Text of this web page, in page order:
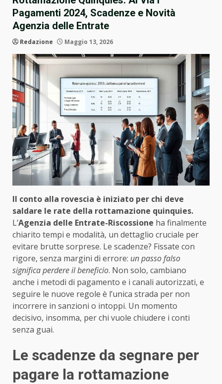
Pagamenti 2024, Scadenze e Novità
Agenzia delle Entrate
Redazione Maggio 13, 2026
Il conto alla rovescia è iniziato per chi deve
saldare le rate della rottamazione quinquies.
L’Agenzia delle Entrate-Riscossione ha finalmente
chiarito tempi e modalità, un dettaglio cruciale per
evitare brutte sorprese. Le scadenze? Fissate con
rigore, senza margini di errore: un passo falso
significa perdere il beneficio. Non solo, cambiano
anche i metodi di pagamento e i canali autorizzati, e
seguire le nuove regole è l’unica strada per non
incorrere in sanzioni o intoppi. Un momento
decisivo, insomma, per chi vuole chiudere i conti
senza guai.
Le scadenze da segnare per
pagare la rottamazione